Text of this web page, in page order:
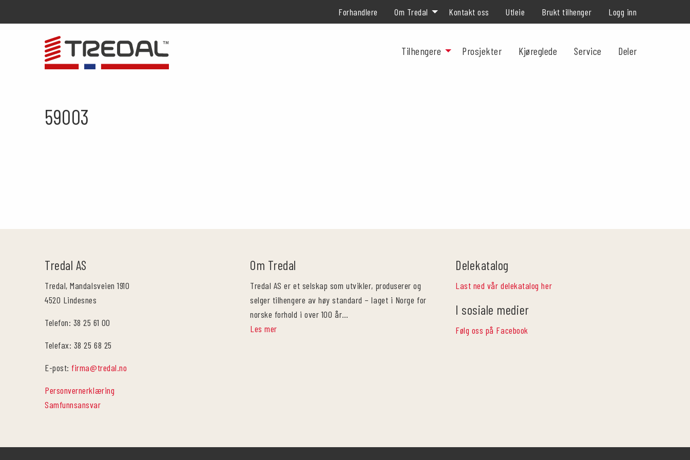
Forhandlere Om Tredal Kontakt oss Utleie Brukt tilhenger Logg inn
Tilhengere Prosjekter Kjøreglede Service Deler
59003
Tredal AS
Tredal, Mandalsveien 1910
4520 Lindesnes
Telefon: 38 25 61 00
Telefax: 38 25 68 25
E-post:firma@tredal.no
Personvernerklæring
Samfunnsansvar
Om Tredal
Tredal AS er et selskap som utvikler, produserer og
selger tilhengere av høy standard – laget i Norge for
norske forhold i over 100 år…
Les mer
Delekatalog
Last ned vår delekatalog her
I sosiale medier
Følg oss på Facebook